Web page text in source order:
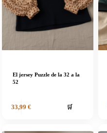
El jersey Puzzle de la 32 a la
52
33,99 € 🛒